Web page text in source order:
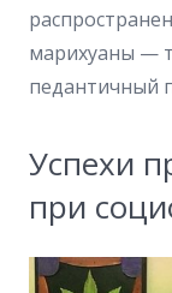
марихуаны —
педантичный
Успехи
при